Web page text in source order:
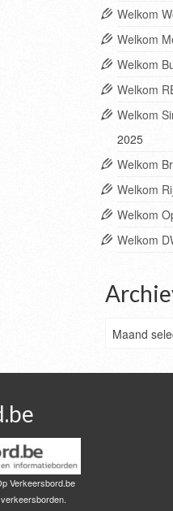
Welkom
Welkom
Welkom
Welkom
Welkom
2025
Welkom
Welkom
Welkom
Welkom
Maand
Verkeersbord.be